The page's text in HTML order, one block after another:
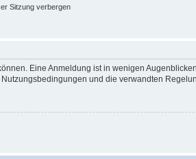
Sitzung verbergen
Eine Anmeldung ist in wenigen
und die verwandten